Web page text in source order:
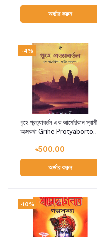
অর্ডার করুন
-4%
Add to cart
গৃহে প্রত্যাবর্তন এক আমেরিকান স্বামীর
আত্মকথা Grihe Protyaborton :
Atmakatha
৳500.00
অর্ডার করুন
-10%